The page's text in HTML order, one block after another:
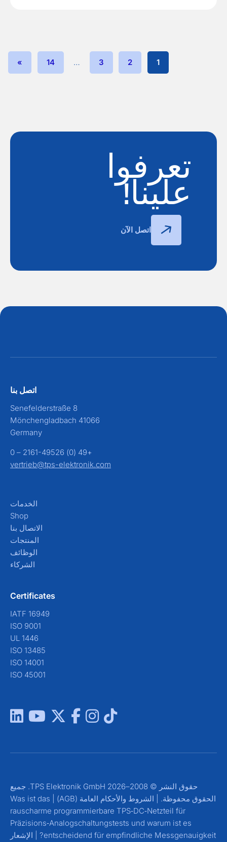
تعرفوا
علينا!
اتصل الآن
اتصل بنا
Senefelderstraße 8
41066 Mönchengladbach
Germany
vertrieb@tps-elektronik.com
الخدمات
Shop
الاتصال بنا
المنتجات
الوظائف
الشركاء
Certificates
IATF 16949
ISO 9001
UL 1446
ISO 13485
ISO 14001
ISO 45001
حقوق النشر © 2008–2026 TPS Elektronik GmbH. جميع
محفوظة. |الشروط والأحكام العامة (AGB) |
Was ist das
rauscharme programmierbare TPS‑DC‑Netzteil für
Präzisions‑Analogschaltungstests und warum ist es
entscheidend für empfindliche
|الإشعار